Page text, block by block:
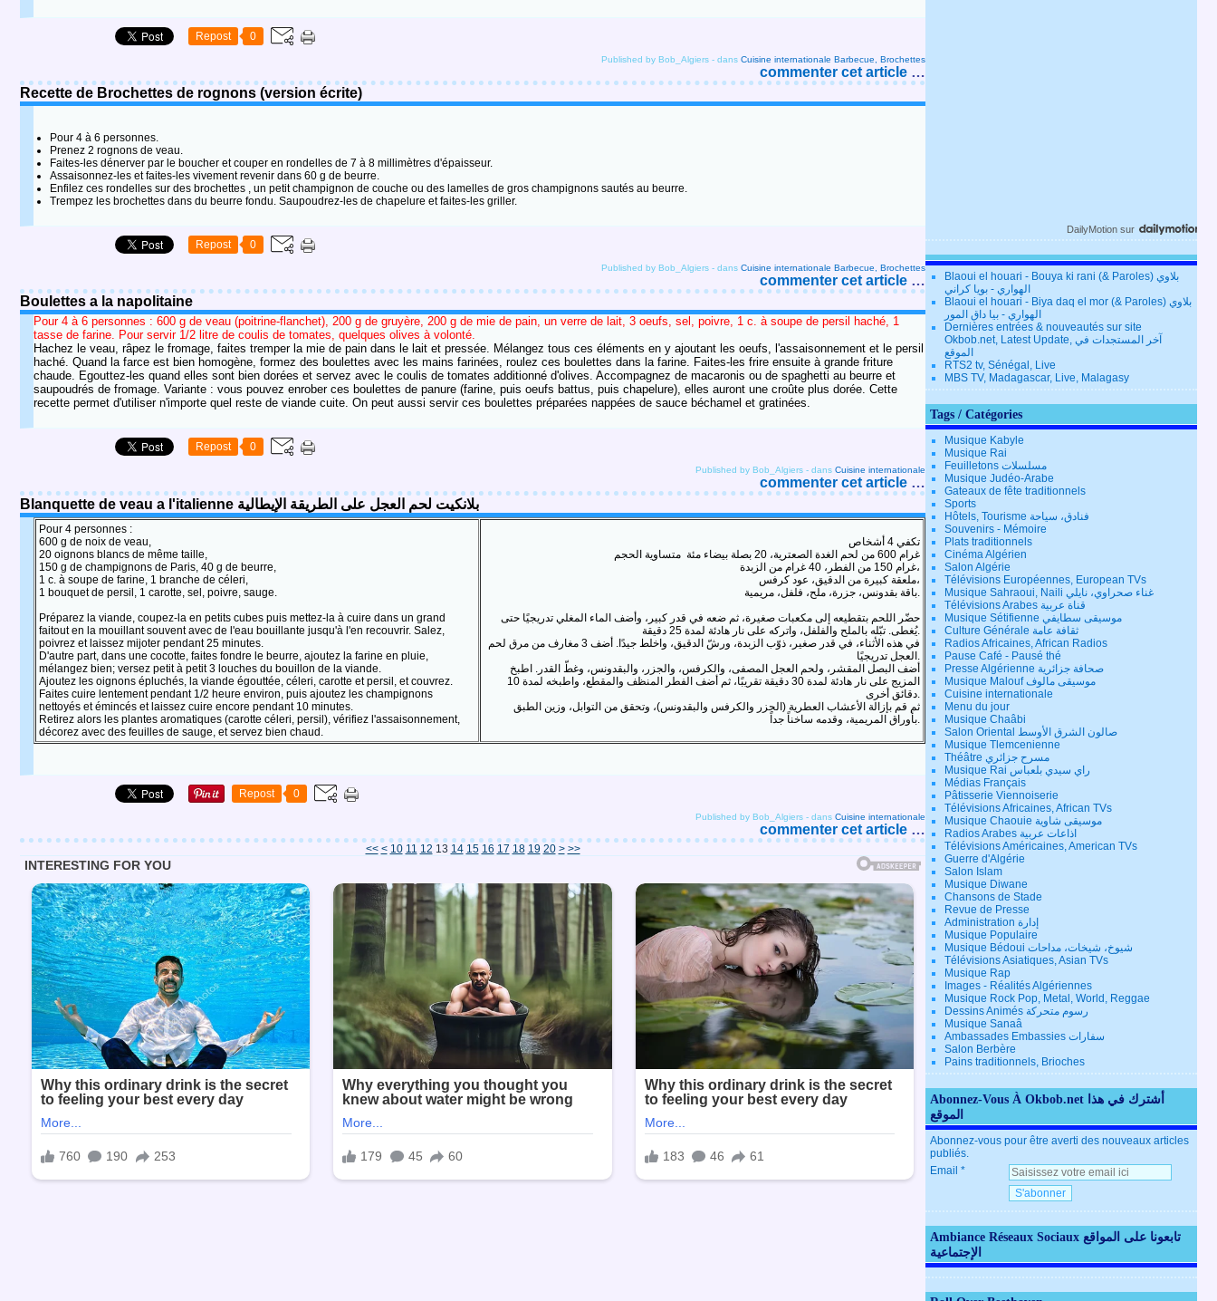
Repost 0
Published by Bob_Algiers - dans Cuisine internationale Barbecue, Brochettes
commenter cet article …
Recette de Brochettes de rognons (version écrite)
Pour 4 à 6 personnes.
Prenez 2 rognons de veau.
Faites-les dénerver par le boucher et couper en rondelles de 7 à 8 millimètres d'épaisseur.
Assaisonnez-les et faites-les vivement revenir dans 60 g de beurre.
Enfilez ces rondelles sur des brochettes , un petit champignon de couche ou des lamelles de gros champignons sautés au beurre.
Trempez les brochettes dans du beurre fondu. Saupoudrez-les de chapelure et faites-les griller.
Repost 0
Published by Bob_Algiers - dans Cuisine internationale Barbecue, Brochettes
commenter cet article …
Boulettes a la napolitaine
Pour 4 à 6 personnes : 600 g de veau (poitrine-flanchet), 200 g de gruyère, 200 g de mie de pain, un verre de lait, 3 oeufs, sel, poivre, 1 c. à soupe de persil haché, 1
tasse de farine. Pour servir 1/2 litre de coulis de tomates, quelques olives à volonté.
Hachez le veau, râpez le fromage, faites tremper la mie de pain dans le lait et pressée. Mélangez tous ces éléments en y ajoutant les oeufs, l'assaisonnement et le persil
haché. Quand la farce est bien homogène, formez des boulettes avec les mains farinées, roulez ces boulettes dans la farine. Faites-les frire ensuite à grande friture
chaude. Egouttez-les quand elles sont bien dorées et servez avec le coulis de tomates additionné d'olives. Accompagnez de macaronis ou de spaghetti au beurre et
saupoudrés de fromage. Variante : vous pouvez enrober ces boulettes de panure (farine, puis oeufs battus, puis chapelure), elles auront une croûte plus dorée. Cette
recette permet d'utiliser n'importe quel reste de viande cuite. On peut aussi servir ces boulettes préparées nappées de sauce béchamel et gratinées.
Repost 0
Published by Bob_Algiers - dans Cuisine internationale
commenter cet article …
Blanquette de veau a l'italienne بلانكيت لحم العجل على الطريقة الإيطالية
Pour 4 personnes :
600 g de noix de veau,
20 oignons blancs de même taille,
150 g de champignons de Paris, 40 g de beurre,
1 c. à soupe de farine, 1 branche de céleri,
1 bouquet de persil, 1 carotte, sel, poivre, sauge.
Préparez la viande, coupez-la en petits cubes puis mettez-la à cuire dans un grand
faitout en la mouillant souvent avec de l'eau bouillante jusqu'à l'en recouvrir. Salez,
poivrez et laissez mijoter pendant 25 minutes.
D'autre part, dans une cocotte, faites fondre le beurre, ajoutez la farine en pluie,
mélangez bien; versez petit à petit 3 louches du bouillon de la viande.
Ajoutez les oignons épluchés, la viande égouttée, céleri, carotte et persil, et couvrez.
Faites cuire lentement pendant 1/2 heure environ, puis ajoutez les champignons
nettoyés et émincés et laissez cuire encore pendant 10 minutes.
Retirez alors les plantes aromatiques (carotte céleri, persil), vérifiez l'assaisonnement,
décorez avec des feuilles de sauge, et servez bien chaud.
تكفي 4 أشخاص
غرام 600 من لحم الغدة الصعترية، 20 بصلة بيضاء مئة متساوية الحجم
غرام 150 من الفطر، 40 غرام من الزبدة،
ملعقة كبيرة من الدقيق، عود كرفس،
باقة بقدونس، جزرة، ملح، فلفل، مريمية.
حضّر اللحم بتقطيعه إلى مكعبات صغيرة، ثم ضعه في قدر كبير، وأضف الماء المغلي تدريجيًا حتى
يُغطى. تبّله بالملح والفلفل، واتركه على نار هادئة لمدة 25 دقيقة.
في هذه الأثناء، في قدر صغير، ذوّب الزبدة، ورشّ الدقيق، واخلط جيدًا. أضف 3 مغارف من مرق لحم
العجل تدريجيًا.
أضف البصل المقشر، ولحم العجل المصفى، والكرفس، والجزر، والبقدونس، وغطّ القدر. اطبخ
المزيج على نار هادئة لمدة 30 دقيقة تقريبًا، ثم أضف الفطر المنظف والمقطع، واطبخه لمدة 10
دقائق أخرى.
ثم قم بإزالة الأعشاب العطرية (الجزر والكرفس والبقدونس)، وتحقق من التوابل، وزين الطبق
بأوراق المريمية، وقدمه ساخناً جداً.
Repost 0
Published by Bob_Algiers - dans Cuisine internationale
commenter cet article …
<< < 10 11 12 13 14 15 16 17 18 19 20 > >>
DailyMotion sur
Blaoui el houari - Bouya ki rani (& Paroles) بلاوي
الهواري - بويا كراني
Blaoui el houari - Biya daq el mor (& Paroles) بلاوي
الهواري - بيا داق المور
Dernières entrées & nouveautés sur site
Okbob.net, Latest Update, آخر المستجدات في
الموقع
RTS2 tv, Sénégal, Live
MBS TV, Madagascar, Live, Malagasy
Tags / Catégories
Musique Kabyle
Musique Rai
Feuilletons مسلسلات
Musique Judéo-Arabe
Gateaux de fête traditionnels
Sports
Hôtels, Tourisme فنادق، سياحة
Souvenirs - Mémoire
Plats traditionnels
Cinéma Algérien
Salon Algérie
Télévisions Européennes, European TVs
Musique Sahraoui, Naili غناء صحراوي، نايلي
Télévisions Arabes قناة عربية
Musique Sétifienne موسيقى سطايفي
Culture Générale ثقافة عامة
Radios Africaines, African Radios
Pause Café - Pausé thé
Presse Algérienne صحافة جزائرية
Musique Malouf موسيقى مالوف
Cuisine internationale
Menu du jour
Musique Chaâbi
Salon Oriental صالون الشرق الأوسط
Musique Tlemcenienne
Théâtre مسرح جزائري
Musique Rai راي سيدي بلعباس
Médias Français
Pâtisserie Viennoiserie
Télévisions Africaines, African TVs
Musique Chaouie موسيقى شاوية
Radios Arabes اذاعات عربية
Télévisions Américaines, American TVs
Guerre d'Algérie
Salon Islam
Musique Diwane
Chansons de Stade
Revue de Presse
Administration إدارة
Musique Populaire
Musique Bédoui شيوخ، شيخات، مداحات
Télévisions Asiatiques, Asian TVs
Musique Rap
Images - Réalités Algériennes
Musique Rock Pop, Metal, World, Reggae
Dessins Animés رسوم متحركة
Musique Sanaâ
Ambassades Embassies سفارات
Salon Berbère
Pains traditionnels, Brioches
Abonnez-Vous À Okbob.net أشترك في هذا
الموقع
Abonnez-vous pour être averti des nouveaux articles
publiés.
Email
Ambiance Réseaux Sociaux تابعونا على المواقع
الإجتماعية